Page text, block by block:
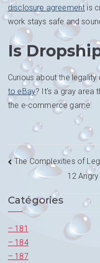
disclosure agreement is
work stays safe and
Is
Curious about the legality
to eBay? It’s a gray area
the e-commerce game.
Navigation
l’article
The Complexities of
12
Catégories
– 181
– 184
– 187